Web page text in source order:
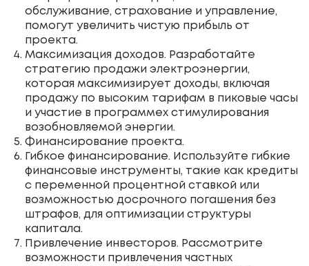
обслуживание, страхование и управление,
помогут увеличить чистую прибыль от
проекта.
Максимизация доходов. Разработайте
стратегию продажи электроэнергии,
которая максимизирует доходы, включая
продажу по высоким тарифам в пиковые часы
и участие в программех стимулирования
возобновляемой энергии.
Финансирование проекта.
Гибкое финансирование. Используйте гибкие
финансовые инструменты, такие как кредиты
с переменной процентной ставкой или
возможностью досрочного погашения без
штрафов, для оптимизации структуры
капитала.
Привлечение инвесторов. Рассмотрите
возможности привлечения частных